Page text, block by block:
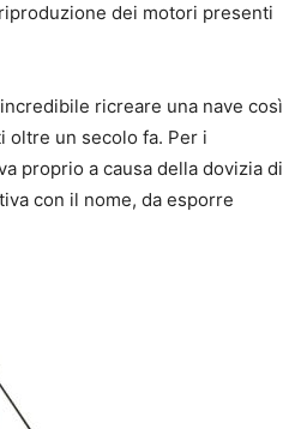
dei motori presenti
ricreare una nave così
oltre un secolo fa. Per i
proprio a causa della dovizia di
con il nome, da esporre